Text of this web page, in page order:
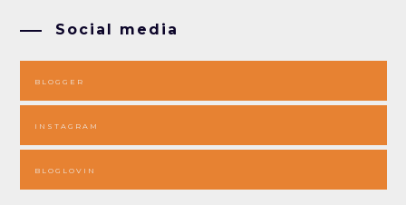
Social media
BLOGGER
INSTAGRAM
BLOGLOVIN